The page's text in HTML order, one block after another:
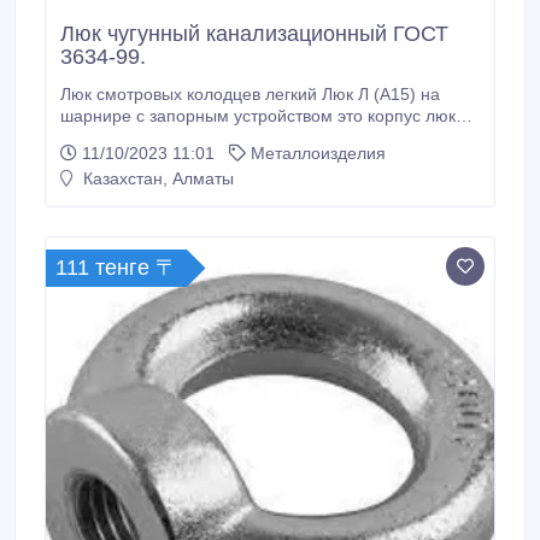
Люк чугунный канализационный ГОСТ
3634-99.
Люк смотровых колодцев легкий Люк Л (А15) на
шарнире с запорным устройством это корпус люка и
колодцев. Люк Л изготавливается из полимерно-
песчаного материала или отливается из чугуна
водопровода и других инженерных сетейв зоне
зеленых насаждении и на улицах, не
предназначенных для проезда автотранспорта.
11/10/2023 11:01
Металлоизделия
Казахстан, Алматы
111 тенге 〒